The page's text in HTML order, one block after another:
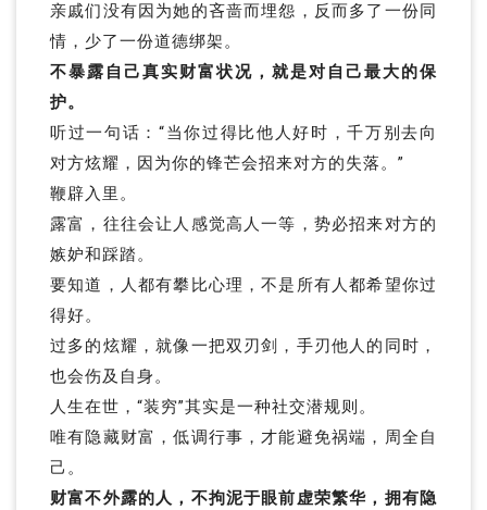
亲戚们没有因为她的吝啬而埋怨，反而多了一份同
情，少了一份道德绑架。
不暴露自己真实财富状况，就是对自己最大的保
护。
听过一句话：“当你过得比他人好时，千万别去向
对方炫耀，因为你的锋芒会招来对方的失落。”
鞭辟入里。
露富，往往会让人感觉高人一等，势必招来对方的
嫉妒和踩踏。
要知道，人都有攀比心理，不是所有人都希望你过
得好。
过多的炫耀，就像一把双刃剑，手刃他人的同时，
也会伤及自身。
人生在世，“装穷”其实是一种社交潜规则。
唯有隐藏财富，低调行事，才能避免祸端，周全自
己。
财富不外露的人，不拘泥于眼前虚荣繁华，拥有隐